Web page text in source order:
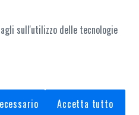
sull'utilizzo delle tecnologie
Accetta tutto